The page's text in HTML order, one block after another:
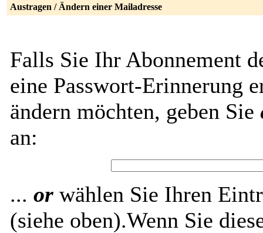
Austragen / Ändern einer Mailadresse
Falls Sie Ihr Abonnement
eine Passwort-Erinnerung
ändern möchten, geben Sie
an:
... or wählen Sie Ihren
(siehe oben).Wenn Sie